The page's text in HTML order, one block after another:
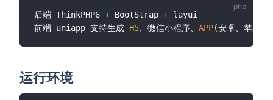
后端 ThinkPHP6 + BootStrap + layui
前端 uniapp 支持生成 H5 、微信小程序、 APP(安卓、苹果
运行环境